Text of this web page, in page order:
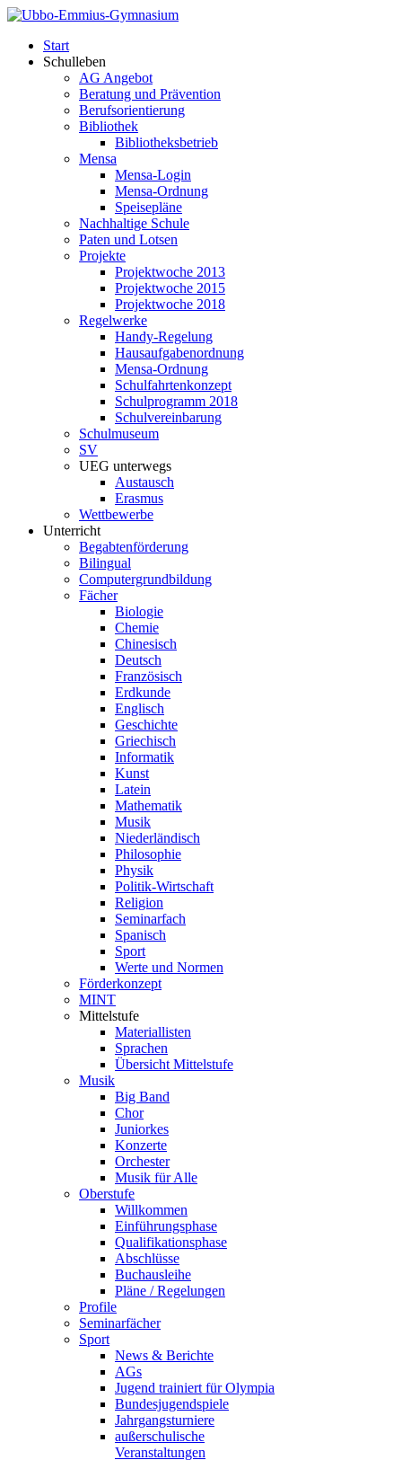
Start
Schulleben
AG Angebot
Beratung und Prävention
Berufsorientierung
Bibliothek
Bibliotheksbetrieb
Mensa
Mensa-Login
Mensa-Ordnung
Speisepläne
Nachhaltige Schule
Paten und Lotsen
Projekte
Projektwoche 2013
Projektwoche 2015
Projektwoche 2018
Regelwerke
Handy-Regelung
Hausaufgabenordnung
Mensa-Ordnung
Schulfahrtenkonzept
Schulprogramm 2018
Schulvereinbarung
Schulmuseum
SV
UEG unterwegs
Austausch
Erasmus
Wettbewerbe
Unterricht
Begabtenförderung
Bilingual
Computergrundbildung
Fächer
Biologie
Chemie
Chinesisch
Deutsch
Französisch
Erdkunde
Englisch
Geschichte
Griechisch
Informatik
Kunst
Latein
Mathematik
Musik
Niederländisch
Philosophie
Physik
Politik-Wirtschaft
Religion
Seminarfach
Spanisch
Sport
Werte und Normen
Förderkonzept
MINT
Mittelstufe
Materiallisten
Sprachen
Übersicht Mittelstufe
Musik
Big Band
Chor
Juniorkes
Konzerte
Orchester
Musik für Alle
Oberstufe
Willkommen
Einführungsphase
Qualifikationsphase
Abschlüsse
Buchausleihe
Pläne / Regelungen
Profile
Seminarfächer
Sport
News & Berichte
AGs
Jugend trainiert für Olympia
Bundesjugendspiele
Jahrgangsturniere
außerschulische
Veranstaltungen